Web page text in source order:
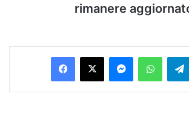
rimanere
Facebook
X Messenger